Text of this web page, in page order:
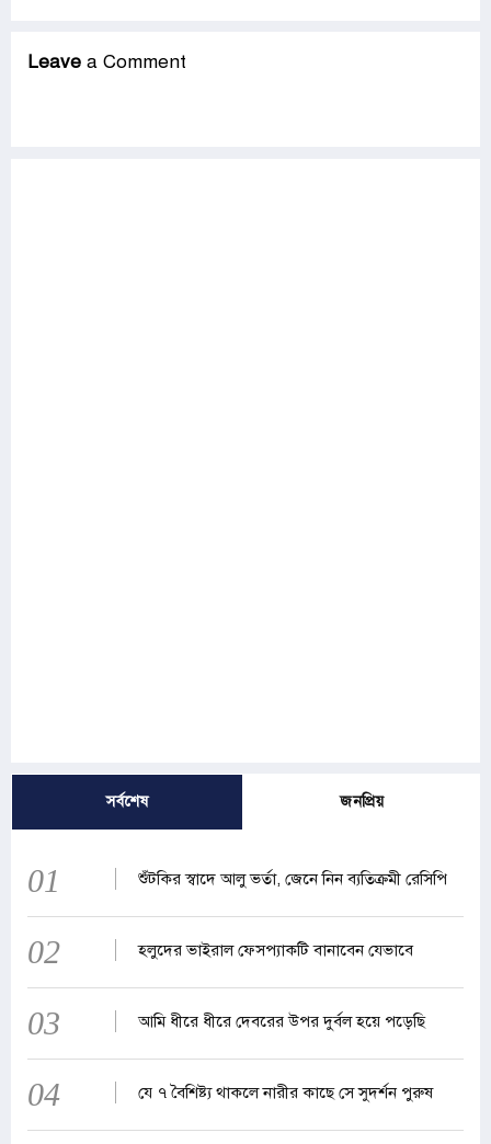
Leave a Comment
সর্বশেষ জনপ্রিয়
01 শুঁটকির স্বাদে আলু ভর্তা, জেনে নিন ব্যতিক্রমী রেসিপি
02 হলুদের ভাইরাল ফেসপ্যাকটি বানাবেন যেভাবে
03 আমি ধীরে ধীরে দেবরের উপর দুর্বল হয়ে পড়েছি
04 যে ৭ বৈশিষ্ট্য থাকলে নারীর কাছে সে সুদর্শন পুরুষ